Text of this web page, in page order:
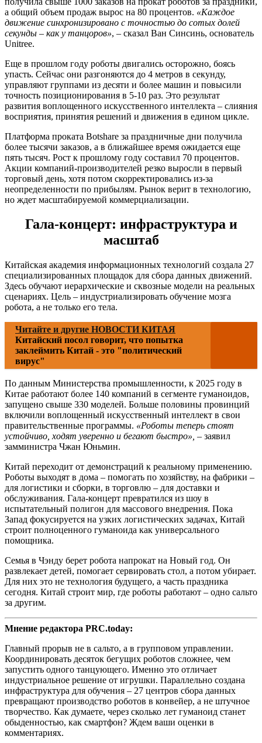
а общий объем продаж вырос на 80 процентов. «Каждое
движение синхронизировано с точностью до сотых долей
секунды – как у танцоров», – сказал Ван Синсинь, основатель
Unitree.
Еще в прошлом году роботы двигались осторожно, боясь
упасть. Сейчас они разгоняются до 4 метров в секунду,
управляют группами из десяти и более машин и повысили
точность позиционирования в 5-10 раз. Это результат
развития воплощенного искусственного интеллекта – слияния
восприятия, принятия решений и движения в едином цикле.
Платформа проката Botshare за праздничные дни получила
более тысячи заказов, а в ближайшее время ожидается еще
пять тысяч. Рост к прошлому году составил 70 процентов.
Акции компаний-производителей резко выросли в первый
торговый день, хотя потом скорректировались из-за
неопределенности по прибылям. Рынок верит в технологию,
но ждет масштабируемой коммерциализации.
Гала-концерт: инфраструктура и
масштаб
Китайская академия информационных технологий создала 27
специализированных площадок для сбора данных движений.
Здесь обучают иерархические и сквозные модели на реальных
сценариях. Цель – индустриализировать обучение мозга
робота, а не только его тела.
Читайте и другие НОВОСТИ КИТАЯ
Китайский посол говорит, что попытка
заклеймить Китай - это "политический
вирус"
По данным Министерства промышленности, к 2025 году в
Китае работают более 140 компаний в сегменте гуманоидов,
запущено свыше 330 моделей. Больше половины провинций
включили воплощенный искусственный интеллект в свои
правительственные программы. «Роботы теперь стоят
устойчиво, ходят уверенно и бегают быстро», – заявил
замминистра Чжан Юньмин.
Китай переходит от демонстраций к реальному применению.
Роботы выходят в дома – помогать по хозяйству, на фабрики –
для логистики и сборки, в торговлю – для доставки и
обслуживания. Гала-концерт превратился из шоу в
испытательный полигон для массового внедрения. Пока
Запад фокусируется на узких логистических задачах, Китай
строит полноценного гуманоида как универсального
помощника.
Семья в Чэнду берет робота напрокат на Новый год. Он
развлекает детей, помогает сервировать стол, а потом убирает.
Для них это не технология будущего, а часть праздника
сегодня. Китай строит мир, где роботы работают – одно сальто
за другим.
Мнение редактора PRC.today:
Главный прорыв не в сальто, а в групповом управлении.
Координировать десяток бегущих роботов сложнее, чем
запустить одного танцующего. Именно это отличает
индустриальное решение от игрушки. Параллельно создана
инфраструктура для обучения – 27 центров сбора данных
превращают производство роботов в конвейер, а не штучное
творчество. Как думаете, через сколько лет гуманоид станет
обыденностью, как смартфон? Ждем ваши оценки в
комментариях.